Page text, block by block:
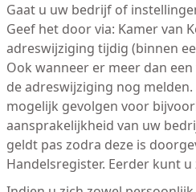
Gaat u uw bedrijf of
Geef het door via: Kamer van
adreswijziging tijdig (binnen
Ook wanneer er meer dan
de adreswijziging nog
mogelijk gevolgen voor
aansprakelijkheid van uw
geldt pas zodra deze is
Handelsregister. Eerder kunt